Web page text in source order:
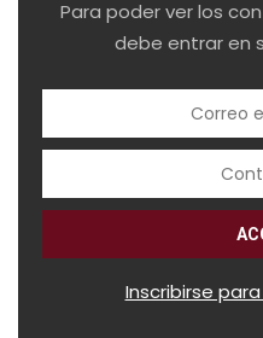
Para poder ver los
debe entrar en
Inscribirse para